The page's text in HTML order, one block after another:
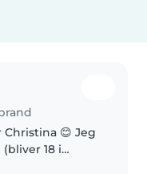
😊 Jeg
(bliver 18 i